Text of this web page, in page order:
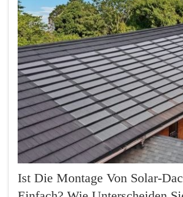
spe…
Ist Die Montage Von Solar-